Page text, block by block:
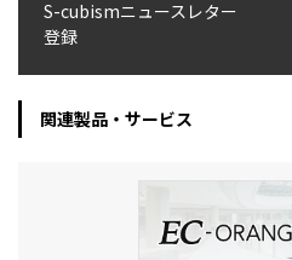
S-cubismニュースレター
登録
関連製品・サービス